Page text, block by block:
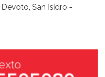
San Isidro -